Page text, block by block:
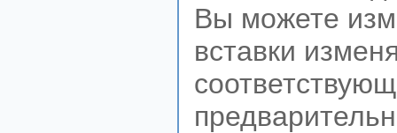
Вы можете
вставки